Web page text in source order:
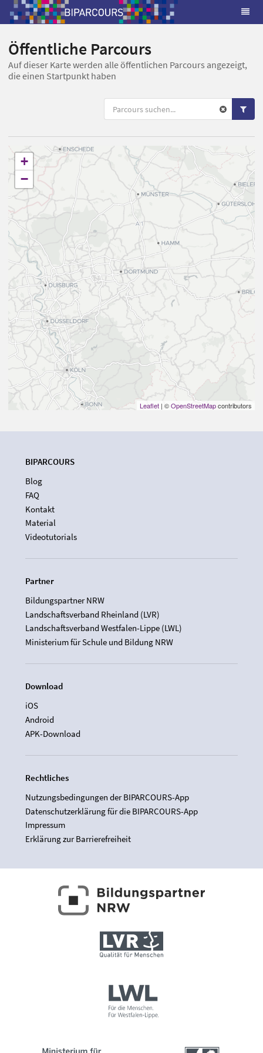
Öffentliche Parcours
Auf dieser Karte werden alle öffentlichen Parcours angezeigt,
die einen Startpunkt haben
+
−
Leaflet | ©OpenStreetMapcontributors
BIPARCOURS
Blog
FAQ
Kontakt
Material
Videotutorials
Partner
Bildungspartner NRW
Landschaftsverband Rheinland (LVR)
Landschaftsverband Westfalen-Lippe (LWL)
Ministerium für Schule und Bildung NRW
Download
iOS
Android
APK-Download
Rechtliches
Nutzungsbedingungen der BIPARCOURS-App
Datenschutzerklärung für die BIPARCOURS-App
Impressum
Erklärung zur Barrierefreiheit